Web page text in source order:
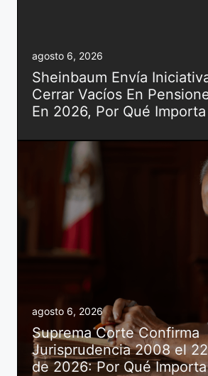
agosto 6, 2026
Sheinbaum Envía
Cerrar Vacíos En
En 2026, Por Qué Importa
agosto 6, 2026
Suprema Corte Confirma
Jurisprudencia 2008 el
de 2026: Por Qué